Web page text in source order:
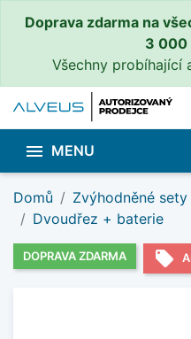
Doprava zdarma na
3 000
Všechny probíhající
 MENU
Domů Zvýhodněné sety
Dvoudřez + baterie
DOPRAVA ZDARMA local_offer